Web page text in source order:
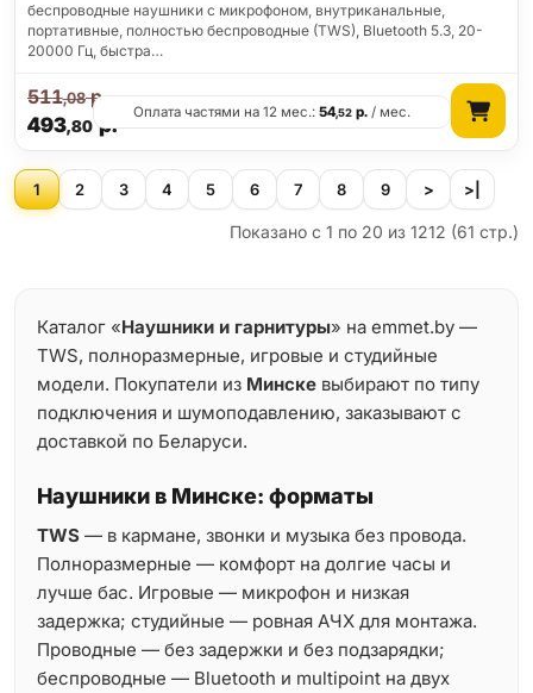
беспроводные наушники с микрофоном, внутриканальные,
портативные, полностью беспроводные (TWS), Bluetooth 5.3, 20-
20000 Гц, быстра…
493,80р.
511,08р.
Оплата частями на 12 мес.:54,52 р. / мес.
1 2 3 4 5 6 7 8 9 > >|
Показано с 1 по 20 из 1212 (61 стр.)
Каталог «Наушники и гарнитуры» на emmet.by —
TWS, полноразмерные, игровые и студийные
модели. Покупатели из Минске выбирают по типу
подключения и шумоподавлению, заказывают с
доставкой по Беларуси.
Наушники в Минске: форматы
TWS — в кармане, звонки и музыка без провода.
Полноразмерные — комфорт на долгие часы и
лучше бас. Игровые — микрофон и низкая
задержка; студийные — ровная АЧХ для монтажа.
Проводные — без задержки и без подзарядки;
беспроводные — Bluetooth и multipoint на двух